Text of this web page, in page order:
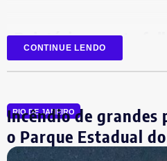
Relatório aponta
planejamento
auditores está a concentração
dentro do processo de
os mesmos agentes públicos
CONTINUE LENDO
RIO DE JANEIRO
Incêndio de grandes
o Parque Estadual